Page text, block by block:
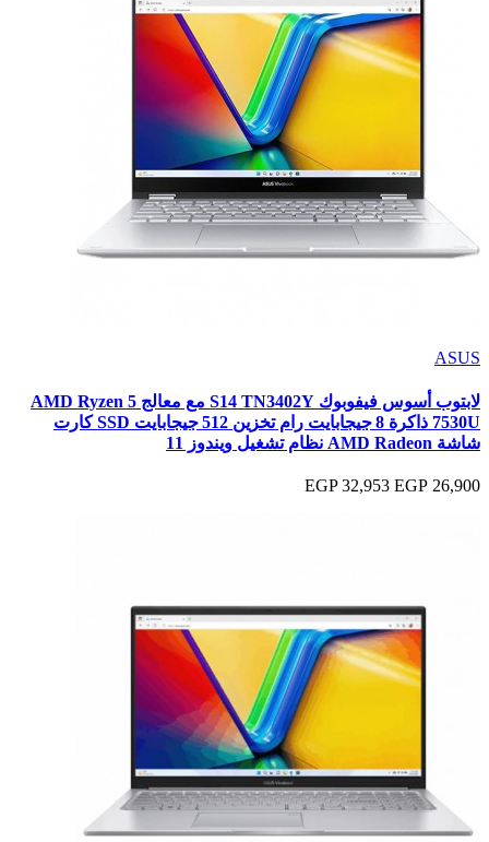
ASUS
لابتوب أسوس فيفوبوك S14 TN3402Y مع معالج AMD Ryzen 5
7530U ذاكرة 8 جيجابايت رام تخزين 512 جيجابايت SSD كارت
شاشة AMD Radeon نظام تشغيل ويندوز 11
26,900 EGP
32,953 EGP